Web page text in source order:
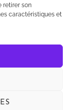
retirer son
caractéristiques et
ses
financière